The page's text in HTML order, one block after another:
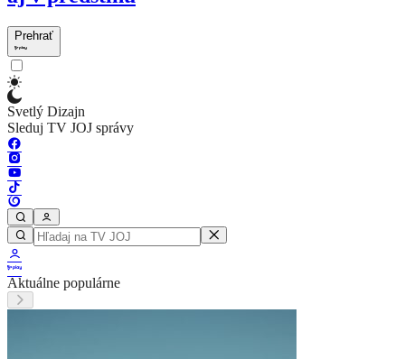
Prehrať
Svetlý Dizajn
Sleduj TV JOJ správy
Aktuálne populárne